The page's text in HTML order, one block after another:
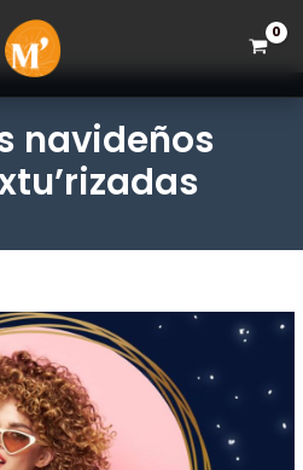
navideños